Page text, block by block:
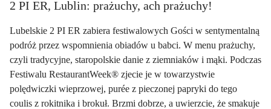
2 PI ER, Lublin: prażuchy, ach prażuchy!
Lubelskie 2 PI ER zabiera festiwalowych Gości w sentymentalną
podróż przez wspomnienia obiadów u babci. W menu prażuchy,
czyli tradycyjne, staropolskie danie z ziemniaków i mąki. Podczas
Festiwalu RestaurantWeek® zjecie je w towarzystwie
polędwiczki wieprzowej, purée z pieczonej papryki do tego
coulis z rokitnika i brokuł. Brzmi dobrze, a uwierzcie, że smakuje